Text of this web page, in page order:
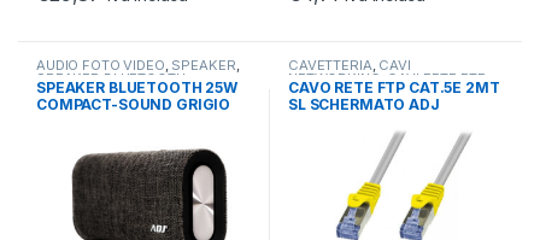
AUDIO FOTO VIDEO, SPEAKER,
SPEAKER BLUETOOTH
SPEAKER BLUETOOTH 25W
COMPACT-SOUND GRIGIO
CAVETTERIA, CAVI
NETWORKING,CAVI RETE FTP
CAT.5
CAVO RETE FTP CAT.5E 2MT
SL SCHERMATO ADJ